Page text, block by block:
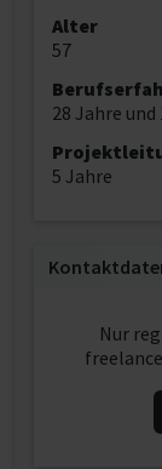
Alter
57
28 Jahre
5 Jahre
Nur